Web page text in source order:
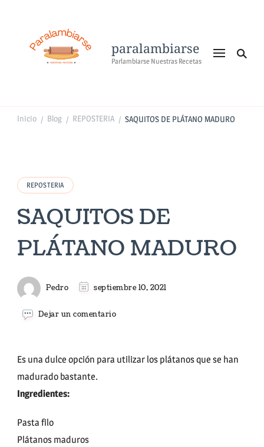
paralambiarse
Parlambiarse Nuestras Recetas
Inicio / Blog / REPOSTERIA / SAQUITOS DE PLÁTANO MADURO
REPOSTERIA
SAQUITOS DE
PLÁTANO MADURO
Pedro septiembre 10, 2021
Dejar un comentarioen
MADURO
Es una dulce opción para utilizar los plátanos que se han
madurado bastante.
Ingredientes:
Pasta filo
Plátanos maduros